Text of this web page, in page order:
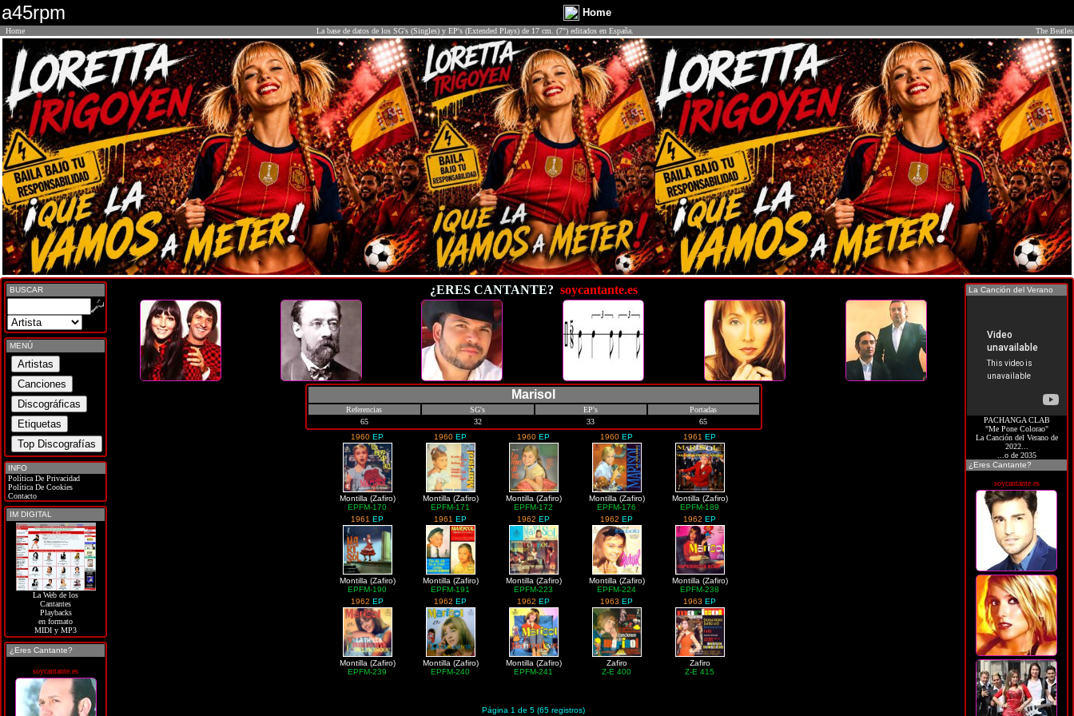
a45rpm Home
Home La base de datos de los SG's (Singles) y EP's (Extended Plays) de 17 cm. (7") editados en España. The Beatles
BUSCAR
MENÚ
INFO
Política De Privacidad
Política De Cookies
Contacto
IM DIGITAL
La Web de los
Cantantes
Playbacks
en formato
MIDI y MP3
¿Eres Cantante?
soycantante.es
¿ERES CANTANTE? soycantante.es
Marisol
Referencias SG's EP's
Portadas
65
32 33
65
1960 EP
Montilla (Zafiro)
EPFM-170
1960 EP
Montilla (Zafiro)
EPFM-171
1960 EP
Montilla (Zafiro)
EPFM-172
1960 EP
Montilla (Zafiro)
EPFM-176
1961 EP
Montilla (Zafiro)
EPFM-189
1961 EP
Montilla (Zafiro)
EPFM-190
1961 EP
Montilla (Zafiro)
EPFM-191
1962 EP
Montilla (Zafiro)
EPFM-223
1962 EP
Montilla (Zafiro)
EPFM-224
1962 EP
Montilla (Zafiro)
EPFM-238
1962 EP
Montilla (Zafiro)
EPFM-239
1962 EP
Montilla (Zafiro)
EPFM-240
1962 EP
Montilla (Zafiro)
EPFM-241
1963 EP
Zafiro
Z-E 400
1963 EP
Zafiro
Z-E 415
Página 1 de 5 (65 registros)
La Canción del Verano
PACHANGA CLAB
"Me Pone Colorao"
La Canción del Verano de
2022...
...o de 2035
¿Eres Cantante?
soycantante.es